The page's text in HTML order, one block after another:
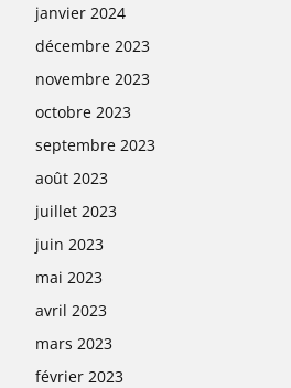
janvier 2024
décembre 2023
novembre 2023
octobre 2023
septembre 2023
août 2023
juillet 2023
juin 2023
mai 2023
avril 2023
mars 2023
février 2023